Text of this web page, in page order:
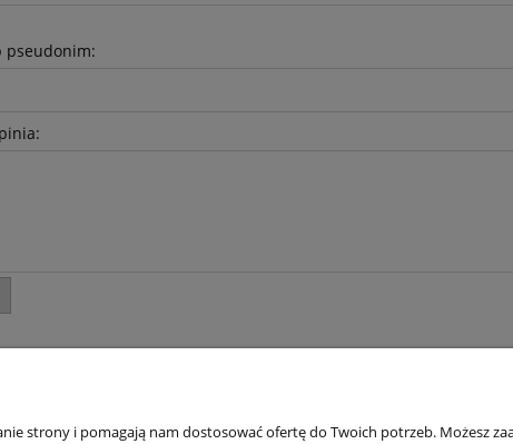
pseudonim:
Płatności i dostawa Informacje
strony i pomagają nam dostosować ofertę do Twoich potrzeb. Możesz